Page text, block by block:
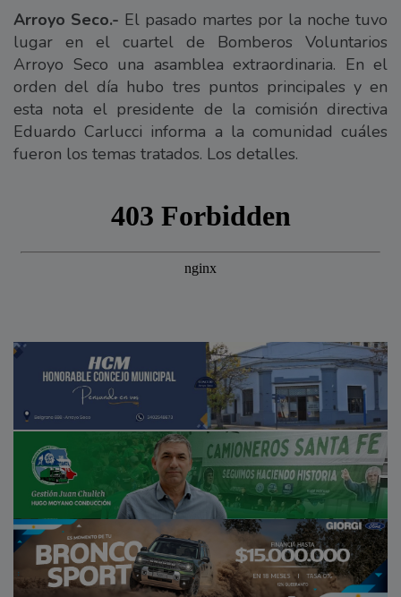
Arroyo Seco.- El pasado martes por la noche tuvo
lugar en el cuartel de Bomberos Voluntarios
Arroyo Seco una asamblea extraordinaria. En el
orden del día hubo tres puntos principales y en
esta nota el presidente de la comisión directiva
Eduardo Carlucci informa a la comunidad cuáles
fueron los temas tratados. Los detalles.